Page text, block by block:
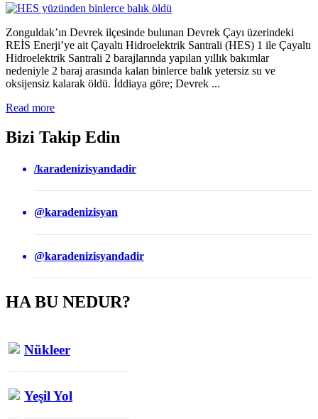
Zonguldak’ın Devrek ilçesinde bulunan Devrek Çayı üzerindeki
REİS Enerji’ye ait Çayaltı Hidroelektrik Santrali (HES) 1 ile Çayaltı
Hidroelektrik Santrali 2 barajlarında yapılan yıllık bakımlar
nedeniyle 2 baraj arasında kalan binlerce balık yetersiz su ve
oksijensiz kalarak öldü. İddiaya göre; Devrek ...
Read more
Bizi Takip Edin
/karadenizisyandadir
@karadenizisyan
@karadenizisyandadir
HA BU NEDUR?
Nükleer
Yeşil Yol